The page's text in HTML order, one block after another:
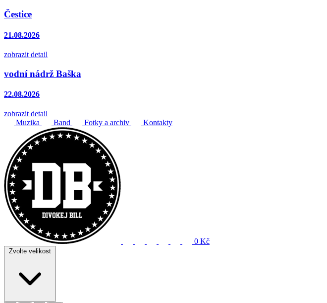
Čestice
21.08.2026
zobrazit detail
vodní nádrž Baška
22.08.2026
zobrazit detail
Muzika
Band Fotky a archiv Kontakty
0 Kč
Zvolte velikost